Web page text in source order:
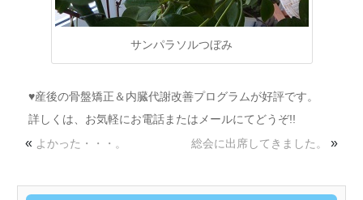
サンパラソルつぼみ
♥産後の骨盤矯正＆内臓代謝改善プログラムが好評です。
詳しくは、お気軽にお電話またはメールにてどうぞ!!
« よかった・・・。 総会に出席してきました。 »